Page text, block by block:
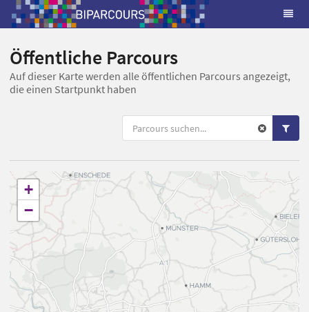
Öffentliche Parcours
Auf dieser Karte werden alle öffentlichen Parcours angezeigt,
die einen Startpunkt haben
+
−